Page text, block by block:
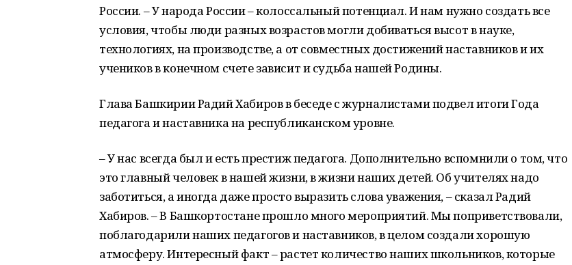
России. – У народа России – колоссальный потенциал. И нам нужно создать все
условия, чтобы люди разных возрастов могли добиваться высот в науке,
технологиях, на производстве, а от совместных достижений наставников и их
учеников в конечном счете зависит и судьба нашей Родины.
Глава Башкирии Радий Хабиров в беседе с журналистами подвел итоги Года
педагога и наставника на республиканском уровне.
– У нас всегда был и есть престиж педагога. Дополнительно вспомнили о том, что
это главный человек в нашей жизни, в жизни наших детей. Об учителях надо
заботиться, а иногда даже просто выразить слова уважения, – сказал Радий
Хабиров. – В Башкортостане прошло много мероприятий. Мы поприветствовали,
поблагодарили наших педагогов и наставников, в целом создали хорошую
атмосферу. Интересный факт – растет количество наших школьников, которые